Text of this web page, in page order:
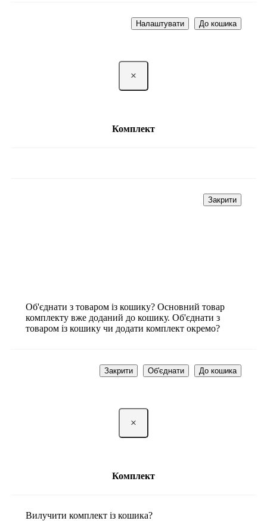
Налаштувати До кошика
×
Комплект
Закрити
Об'єднати з товаром із кошику? Основний товар
комплекту вже доданий до кошику. Об'єднати з
товаром із кошику чи додати комплект окремо?
Закрити Об'єднати До кошика
×
Комплект
Вилучити комплект із кошика?